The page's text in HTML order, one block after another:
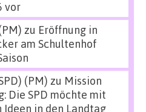
vor
zu Eröffnung in
am Schultenhof
(PM) zu Mission
Die SPD möchte mit
in den Landtag